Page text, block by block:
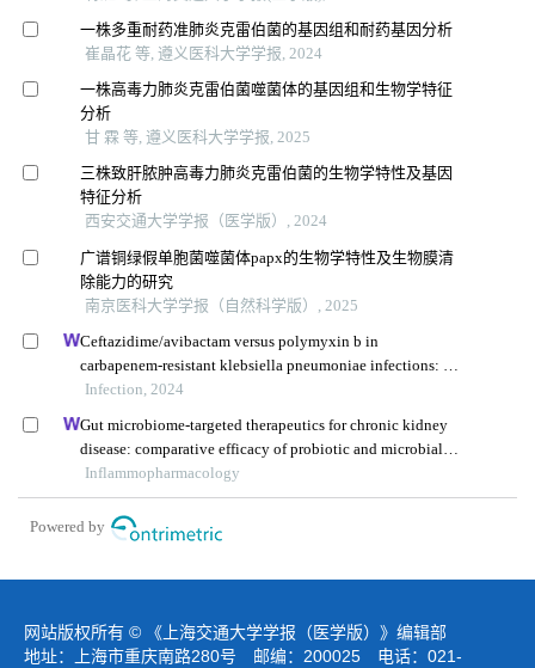
一株多重耐药准肺炎克雷伯菌的基因组和耐药基因分析
崔晶花 等, 遵义医科大学学报, 2024
一株高毒力肺炎克雷伯菌噬菌体的基因组和生物学特征
分析
甘 霖 等, 遵义医科大学学报, 2025
三株致肝脓肿高毒力肺炎克雷伯菌的生物学特性及基因
特征分析
西安交通大学学报（医学版）, 2024
广谱铜绿假单胞菌噬菌体papx的生物学特性及生物膜清
除能力的研究
南京医科大学学报（自然科学版）, 2025
Ceftazidime/avibactam versus polymyxin b in
carbapenem-resistant klebsiella pneumoniae infections: a
propensity score-matched multicenter real-world study
Infection, 2024
Gut microbiome-targeted therapeutics for chronic kidney
disease: comparative efficacy of probiotic and microbial
preparations
Inflammopharmacology
Powered by
网站版权所有 © 《上海交通大学学报（医学版）》编辑部
地址：上海市重庆南路280号 邮编：200025 电话：021-